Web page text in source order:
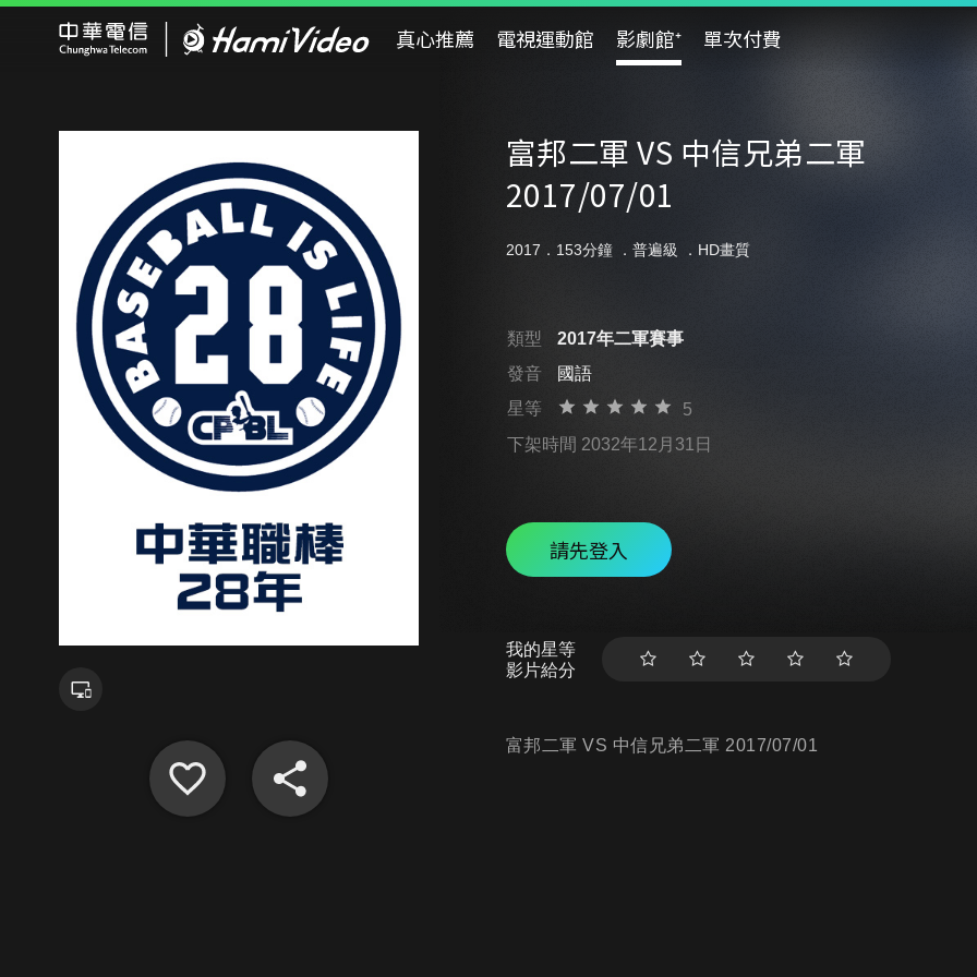
真心推薦 電視運動館 影劇館⁺ 單次付費
富邦二軍 VS 中信兄弟二軍
2017/07/01
2017．153分鐘 ． 普遍級 ．HD畫質
類型
2017年二軍賽事
發音
國語
星等
5
下架時間 2032年12月31日
請先登入
我的星等
影片給分
富邦二軍 VS 中信兄弟二軍 2017/07/01